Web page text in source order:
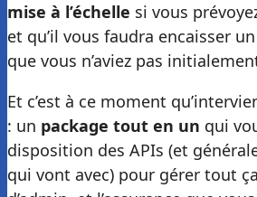
mise à l’échelle si vous
et qu’il vous faudra encaisser
que vous n’aviez pas
Et c’est à ce moment
: un package tout en un qui
disposition des APIs (et
qui vont avec) pour gérer tout